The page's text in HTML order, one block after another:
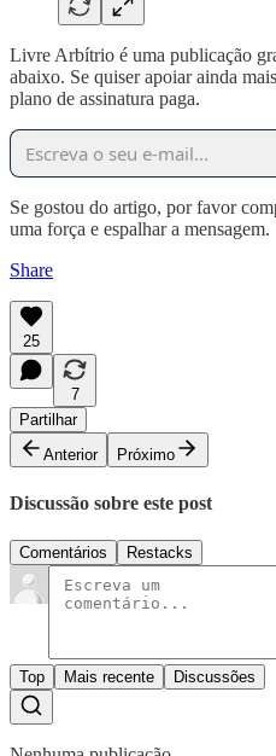
Livre Arbítrio é uma publicação
abaixo. Se quiser apoiar ainda
plano de assinatura paga.
Se gostou do artigo, por favor
uma força e espalhar a mensagem.
Share
25
7
Partilhar
Anterior
Próximo
Discussão sobre este post
Comentários Restacks
Top Mais recente Discussões